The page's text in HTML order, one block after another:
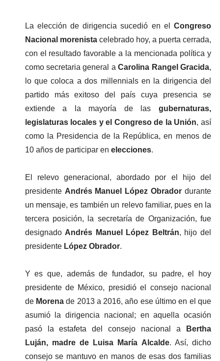
La elección de dirigencia sucedió en el Congreso
Nacional morenista celebrado hoy, a puerta cerrada,
con el resultado favorable a la mencionada política y
como secretaria general a Carolina Rangel Gracida,
lo que coloca a dos millennials en la dirigencia del
partido más exitoso del país cuya presencia se
extiende a la mayoría de las gubernaturas,
legislaturas locales y el Congreso de la Unión, así
como la Presidencia de la República, en menos de
10 años de participar en elecciones.
El relevo generacional, abordado por el hijo del
presidente Andrés Manuel López Obrador durante
un mensaje, es también un relevo familiar, pues en la
tercera posición, la secretaría de Organización, fue
designado Andrés Manuel López Beltrán, hijo del
presidente López Obrador.
Y es que, además de fundador, su padre, el hoy
presidente de México, presidió el consejo nacional
de Morena de 2013 a 2016, año ese último en el que
asumió la dirigencia nacional; en aquella ocasión
pasó la estafeta del consejo nacional a Bertha
Luján, madre de Luisa María Alcalde. Así, dicho
consejo se mantuvo en manos de esas dos familias